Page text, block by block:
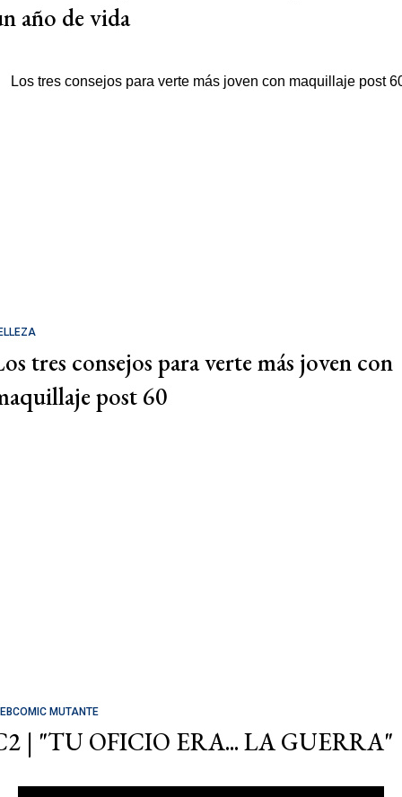
año de vida
tres consejos para verte más joven con
post 60
MUTANTE
| "TU OFICIO ERA... LA GUERRA"